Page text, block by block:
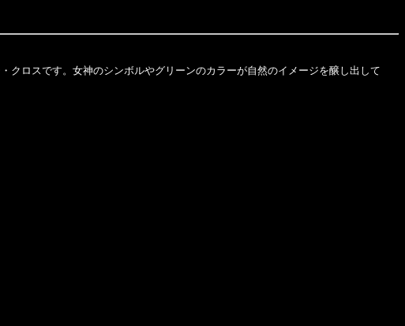
ロスです。女神のシンボルやグリーンのカラーが自然のイメージを醸し出して